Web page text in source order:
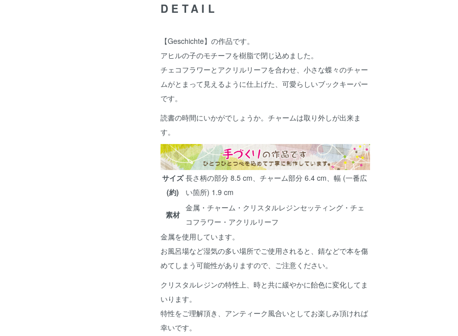
DETAIL
【Geschichte】の作品です。
アヒルの子のモチーフを樹脂で閉じ込めました。
チェコフラワーとアクリルリーフを合わせ、小さな蝶々のチャー
ムがとまって見えるように仕上げた、可愛らしいブックキーパー
です。
読書の時間にいかがでしょうか。チャームは取り外しが出来ま
す。
サイズ
(約)
長さ柄の部分 8.5 cm、チャーム部分 6.4 cm、幅 (一番広
い箇所) 1.9 cm
素材
金属・チャーム・クリスタルレジンセッティング・チェ
コフラワー・アクリルリーフ
金属を使用しています。
お風呂場など湿気の多い場所でご使用されると、錆などで本を傷
めてしまう可能性がありますので、ご注意ください。
クリスタルレジンの特性上、時と共に緩やかに飴色に変化してま
いります。
特性をご理解頂き、アンティーク風合いとしてお楽しみ頂ければ
幸いです。